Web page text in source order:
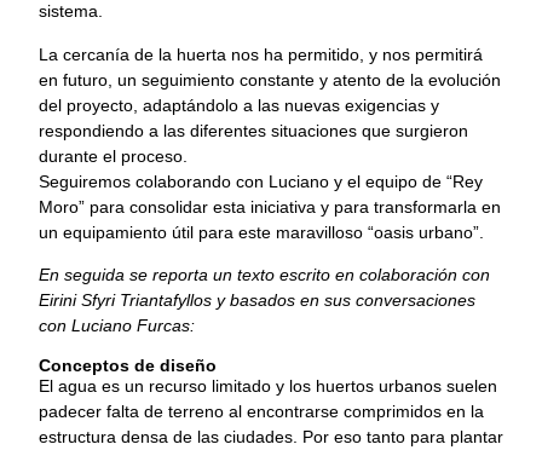
sistema.
La cercanía de la huerta nos ha permitido, y nos permitirá
en futuro, un seguimiento constante y atento de la evolución
del proyecto, adaptándolo a las nuevas exigencias y
respondiendo a las diferentes situaciones que surgieron
durante el proceso.
Seguiremos colaborando con Luciano y el equipo de “Rey
Moro” para consolidar esta iniciativa y para transformarla en
un equipamiento útil para este maravilloso “oasis urbano”.
En seguida se reporta un texto escrito en colaboración con
Eirini Sfyri Triantafyllos y basados en sus conversaciones
con Luciano Furcas:
Conceptos de diseño
El agua es un recurso limitado y los huertos urbanos suelen
padecer falta de terreno al encontrarse comprimidos en la
estructura densa de las ciudades. Por eso tanto para plantar